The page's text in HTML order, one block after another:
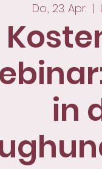
Do., 23. Apr.
  |
in